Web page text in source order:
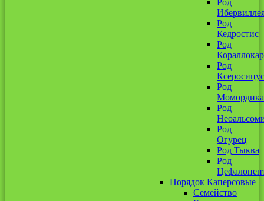
Род
Род
Кедростис
Род
Род
Ксеросицус
Род
Момордика
Род
Род
Огурец
Род Тыква
Род
Порядок Каперсовые
Семейство